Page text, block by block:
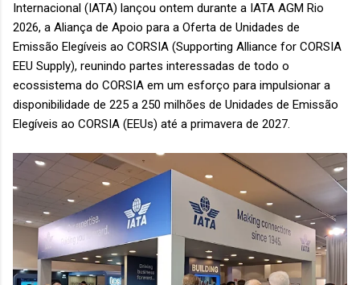
Internacional (IATA) lançou ontem durante a IATA AGM Rio
2026, a Aliança de Apoio para a Oferta de Unidades de
Emissão Elegíveis ao CORSIA (Supporting Alliance for CORSIA
EEU Supply), reunindo partes interessadas de todo o
ecossistema do CORSIA em um esforço para impulsionar a
disponibilidade de 225 a 250 milhões de Unidades de Emissão
Elegíveis ao CORSIA (EEUs) até a primavera de 2027.